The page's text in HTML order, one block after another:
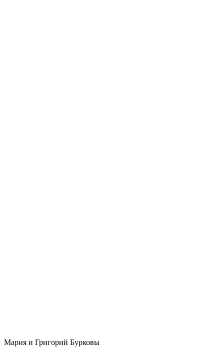
Мария и Григорий Бурковы